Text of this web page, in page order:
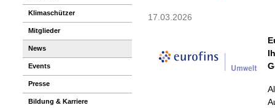
Klimaschützer
Mitglieder
News
Events
Presse
Bildung & Karriere
17.03.2026